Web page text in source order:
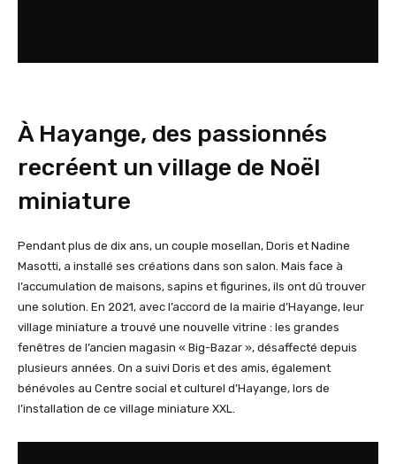
À Hayange, des passionnés
recréent un village de Noël
miniature
Pendant plus de dix ans, un couple mosellan, Doris et Nadine
Masotti, a installé ses créations dans son salon. Mais face à
l’accumulation de maisons, sapins et figurines, ils ont dû trouver
une solution. En 2021, avec l’accord de la mairie d’Hayange, leur
village miniature a trouvé une nouvelle vitrine : les grandes
fenêtres de l’ancien magasin « Big-Bazar », désaffecté depuis
plusieurs années. On a suivi Doris et des amis, également
bénévoles au Centre social et culturel d’Hayange, lors de
l’installation de ce village miniature XXL.